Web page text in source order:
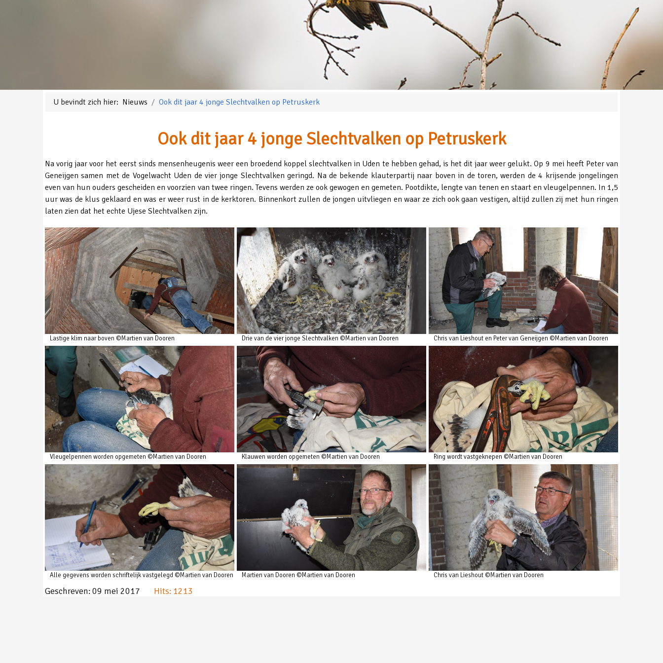
U bevindt zich hier: Nieuws Ook dit jaar 4 jonge Slechtvalken op Petruskerk
Ook dit jaar 4 jonge Slechtvalken op Petruskerk
Na vorig jaar voor het eerst sinds mensenheugenis weer een broedend koppel slechtvalken in Uden te hebben gehad, is het dit jaar weer gelukt. Op 9 mei heeft Peter van
Geneijgen samen met de Vogelwacht Uden de vier jonge Slechtvalken geringd. Na de bekende klauterpartij naar boven in de toren, werden de 4 krijsende jongelingen
even van hun ouders gescheiden en voorzien van twee ringen. Tevens werden ze ook gewogen en gemeten. Pootdikte, lengte van tenen en staart en vleugelpennen. In 1,5
uur was de klus geklaard en was er weer rust in de kerktoren. Binnenkort zullen de jongen uitvliegen en waar ze zich ook gaan vestigen, altijd zullen zij met hun ringen
laten zien dat het echte Ujese Slechtvalken zijn.
Lastige klim naar boven ©Martien van Dooren Drie van de vier jonge Slechtvalken ©Martien van Dooren Chris van Lieshout en Peter van Geneijgen ©Martien van Dooren
Vleugelpennen worden opgemeten ©Martien van Dooren Klauwen worden opgemeten ©Martien van Dooren Ring wordt vastgeknepen ©Martien van Dooren
Alle gegevens worden schriftelijk vastgelegd ©Martien van Dooren Martien van Dooren ©Martien van Dooren Chris van Lieshout ©Martien van Dooren
Geschreven: 09 mei 2017 Hits: 1213